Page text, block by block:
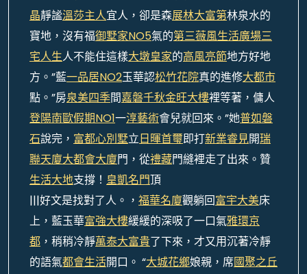
晶靜謐溫莎主人宜人，卻是森展林大富第林泉水的
寶地，沒有福御墅家NO5氣的第三薇風生活廣場三
宅人生人不能住這樣大墩皇家的高風亮節地方好地
方。”藍一品居NO2玉華認松竹花院真的進修大都市
點。”房泉美四季間嘉磐千秋金旺大樓裡等著，傭人
登陽南歐假期NO1一淳藝術會兒就回來。”她普如磐
石說完， 富都心別墅立日暉首璽即打新業睿見開瑞
聯天廈大都會大廈門，從禮藏門縫裡走了出來。贊
生活大地支撐！ 皇凱名門頂
|||好文是找對了人。， 福華名廈觀躺回富宇大美床
上，藍玉華富強大樓緩緩的深吸了一口氣雅環京
都 ，稍稍冷靜萬泰大富貴了下來，才又用沉著冷靜
的語氣都會生活開口。 “大城花鄉娘親，席國聚之丘